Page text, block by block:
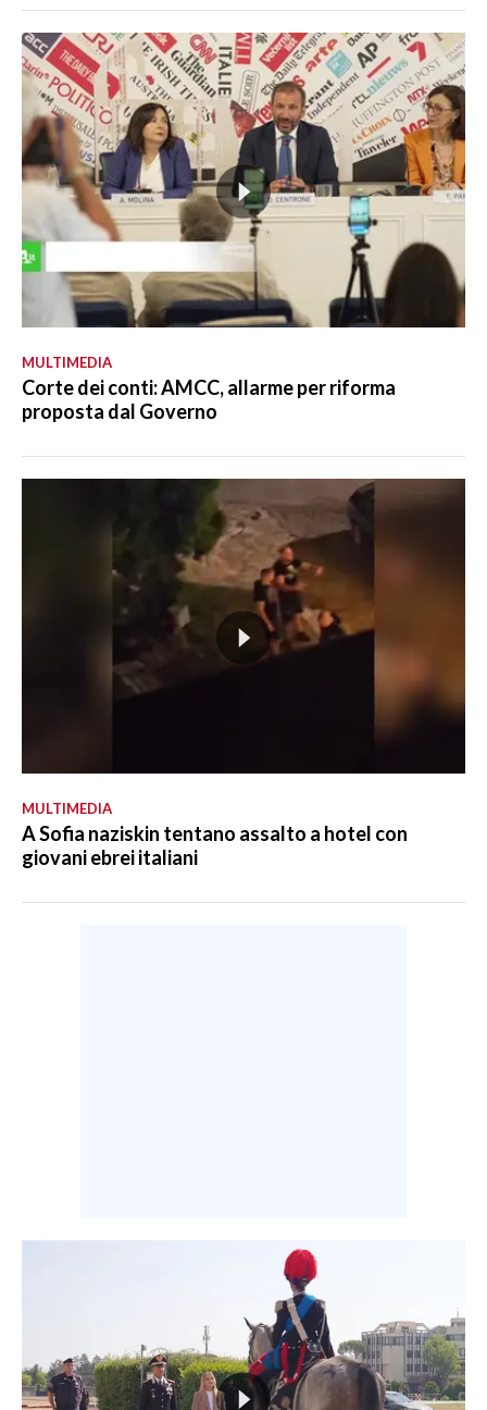
MULTIMEDIA
Corte dei conti: AMCC, allarme per riforma
proposta dal Governo
MULTIMEDIA
A Sofia naziskin tentano assalto a hotel con
giovani ebrei italiani